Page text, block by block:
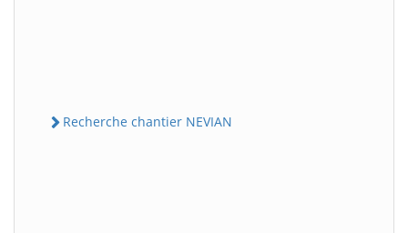
Recherche chantier NEVIAN